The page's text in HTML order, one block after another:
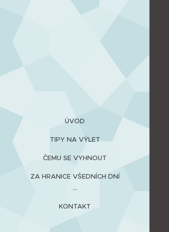
ÚVOD
TIPY NA VÝLET
ČEMU SE VYHNOUT
ZA HRANICE VŠEDNÍCH DNÍ
...
KONTAKT